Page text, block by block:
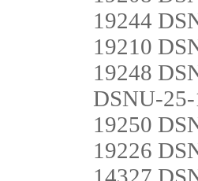
19244
19210
19248
DSNU-
19250
19226